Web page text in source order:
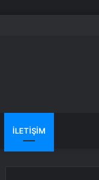
İLETIŞIM